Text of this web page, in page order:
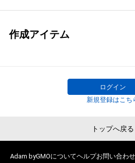
作成アイテム
ログイン
新規登録はこち
トップへ戻る
Adam byGMOについてヘルプお問い合わせ